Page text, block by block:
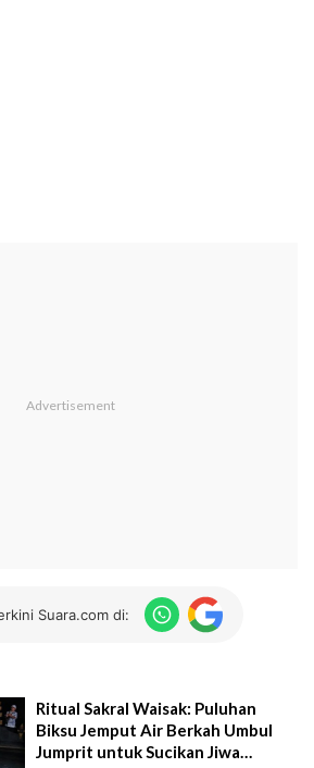
Suara.com di:
Ritual Sakral Waisak: Puluhan
Biksu Jemput Air Berkah Umbul
Jumprit untuk Sucikan Jiwa